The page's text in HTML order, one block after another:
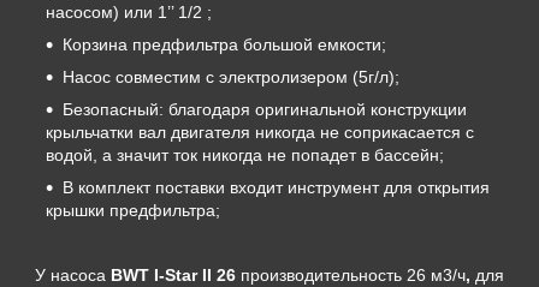
насосом) или 1’’ 1/2 ;
Корзина предфильтра большой емкости;
Насос совместим с электролизером (5г/л);
Безопасный: благодаря оригинальной конструкции
крыльчатки вал двигателя никогда не соприкасается с
водой, а значит ток никогда не попадет в бассейн;
В комплект поставки входит инструмент для открытия
крышки предфильтра;
У насоса BWT I-Star II 26 производительность 26 м3/ч, для